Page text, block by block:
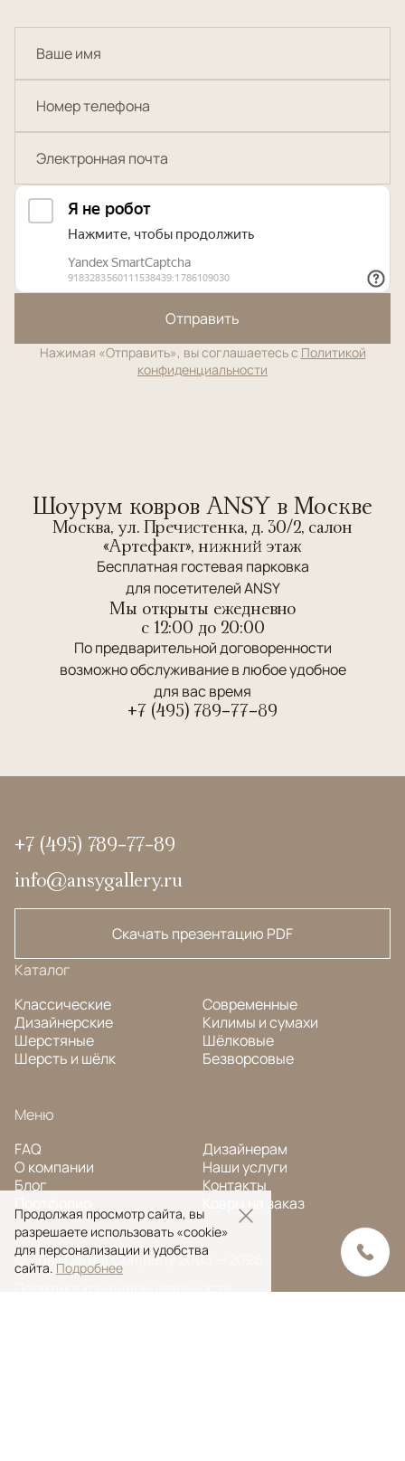
Отправить
Нажимая «Отправить», вы соглашаетесь с Политикой
конфиденциальности
Шоурум ковров ANSY в Москве
Москва, ул. Пречистенка, д. 30/2, салон
«Артефакт», нижний этаж
Бесплатная гостевая парковка
для посетителей ANSY
Мы открыты ежедневно
c 12:00 до 20:00
По предварительной договоренности
возможно обслуживание в любое удобное
для вас время
+7 (495) 789-77-89
+7 (495) 789-77-89
info@ansygallery.ru
Скачать презентацию PDF
Каталог
Классические
Дизайнерские
Шерстяные
Шерсть и шёлк
Современные
Килимы и сумахи
Шёлковые
Безворсовые
Меню
FAQ
О компании
Блог
Дизайнерам
Наши услуги
Контакты
Ковры на заказ
© Ansy Carpet Company 2005 — 2026
Продолжая просмотр сайта, вы
разрешаете использовать «cookie»
для персонализации и удобства
сайта. Подробнее